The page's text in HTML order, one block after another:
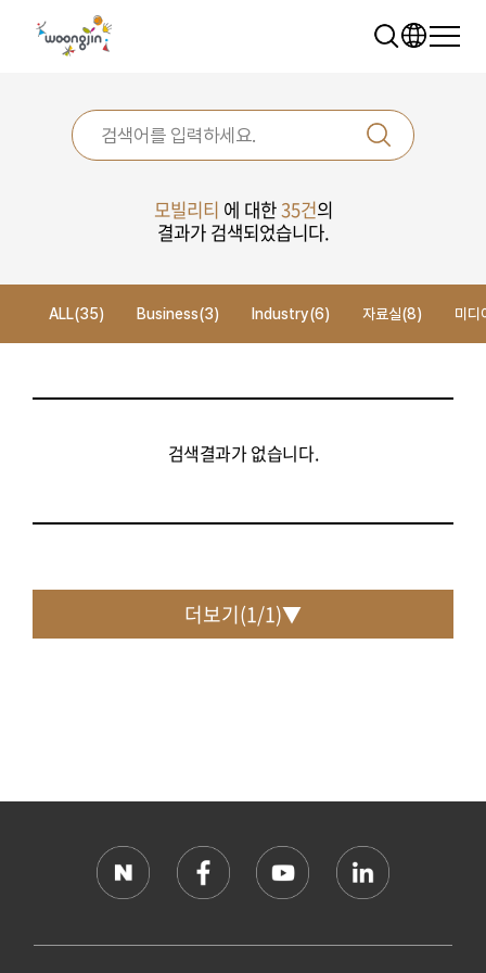
추천 검색어
렌탈 모빌리티 클라우드
모빌리티 에 대한35건의
결과가 검색되었습니다.
ALL(35) Business(3) Industry(6) 자료실(8) 미
검색결과가 없습니다.
더보기(1/1)▼